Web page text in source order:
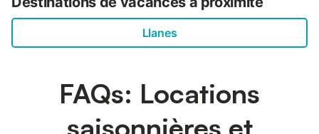
Llanes
FAQs: Locations
saisonnières et